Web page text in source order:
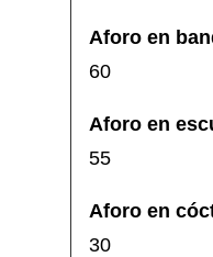
60
55
30